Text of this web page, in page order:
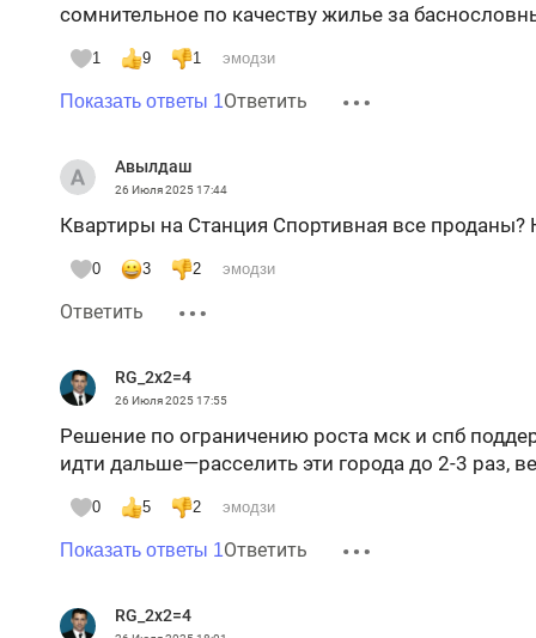
сомнительное по качеству жилье за
1 9 1 эмодзи
Показать ответы 1Ответить
Авылдаш
26 Июля 202517:44
Квартиры на Станция Спортивная все проданы?
0 3 2 эмодзи
Ответить
RG_2x2=4
26 Июля 202517:55
Решение по ограничению роста мск и спб
идти дальше—расселить эти города до 2-3 раз,
0 5 2 эмодзи
Показать ответы 1Ответить
RG_2x2=4